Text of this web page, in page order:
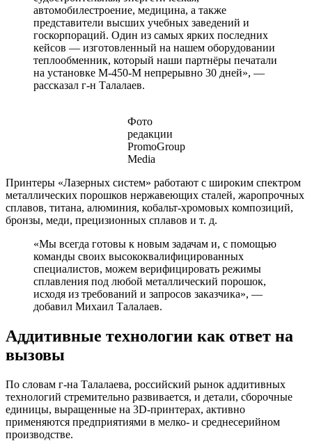
автомобилестроение, медицина, а также
представители высших учебных заведений и
госкорпораций. Один из самых ярких последних
кейсов — изготовленный на нашем оборудовании
теплообменник, который наши партнёры печатали
на установке М-450-М непрерывно 30 дней», —
рассказал г-н Талалаев.
Фото
редакции
PromoGroup
Media
Принтеры «Лазерных систем» работают с широким спектром
металлических порошков нержавеющих сталей, жаропрочных
сплавов, титана, алюминия, кобальт-хромовых композиций,
бронзы, меди, прецизионных сплавов и т. д.
«Мы всегда готовы к новым задачам и, с помощью
команды своих высококвалифицированных
специалистов, можем верифицировать режимы
сплавления под любой металлический порошок,
исходя из требований и запросов заказчика», —
добавил Михаил Талалаев.
Аддитивные технологии как ответ на
вызовы
По словам г-на Талалаева, российский рынок аддитивных
технологий стремительно развивается, и детали, сборочные
единицы, выращенные на 3D-принтерах, активно
применяются предприятиями в мелко- и среднесерийном
производстве.